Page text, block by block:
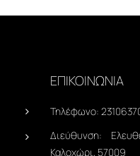
ΕΠΙΚΟΙΝΩΝΙΑ
Τηλέφωνο:
Διεύθυνση:
Καλοχώρι, 57009